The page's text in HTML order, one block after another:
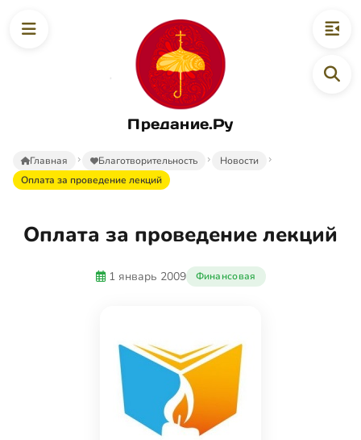
Предание.Ру
Главная Благотворительность
Новости
Оплата за проведение лекций
Оплата за проведение лекций
1 январь 2009 Финансовая